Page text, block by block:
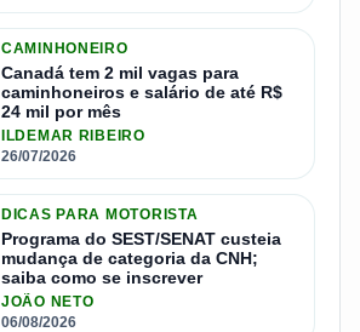
CAMINHONEIRO
Canadá tem 2 mil vagas para
caminhoneiros e salário de até R$
24 mil por mês
ILDEMAR RIBEIRO
26/07/2026
DICAS PARA MOTORISTA
Programa do SEST/SENAT custeia
mudança de categoria da CNH;
saiba como se inscrever
JOÃO NETO
06/08/2026